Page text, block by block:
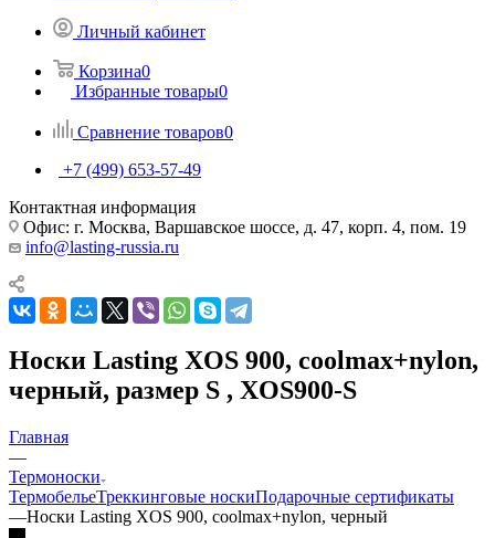
Личный кабинет
Корзина0
Избранные товары0
Сравнение товаров0
+7 (499) 653-57-49
Контактная информация
Офис: г. Москва, Варшавское шоссе, д. 47, корп. 4, пом. 19
info@lasting-russia.ru
Носки Lasting XOS 900, coolmax+nylon,
черный, размер S , XOS900-S
Главная
—
Термоноски
ТермобельеТреккинговые носкиПодарочные сертификаты
—Носки Lasting XOS 900, coolmax+nylon, черный